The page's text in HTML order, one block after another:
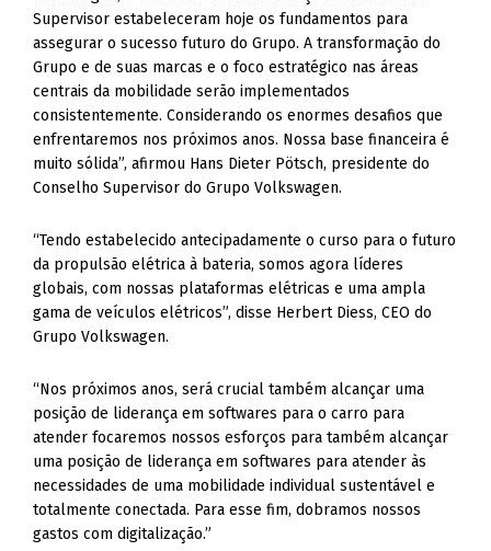
Supervisor estabeleceram hoje os fundamentos para
assegurar o sucesso futuro do Grupo. A transformação do
Grupo e de suas marcas e o foco estratégico nas áreas
centrais da mobilidade serão implementados
consistentemente. Considerando os enormes desafios que
enfrentaremos nos próximos anos. Nossa base financeira é
muito sólida”, afirmou Hans Dieter Pötsch, presidente do
Conselho Supervisor do Grupo Volkswagen.
“Tendo estabelecido antecipadamente o curso para o futuro
da propulsão elétrica à bateria, somos agora líderes
globais, com nossas plataformas elétricas e uma ampla
gama de veículos elétricos”, disse Herbert Diess, CEO do
Grupo Volkswagen.
“Nos próximos anos, será crucial também alcançar uma
posição de liderança em softwares para o carro para
atender focaremos nossos esforços para também alcançar
uma posição de liderança em softwares para atender às
necessidades de uma mobilidade individual sustentável e
totalmente conectada. Para esse fim, dobramos nossos
gastos com digitalização.”